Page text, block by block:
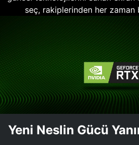
seç, rakiplerinden her zaman
Yeni Neslin Gücü